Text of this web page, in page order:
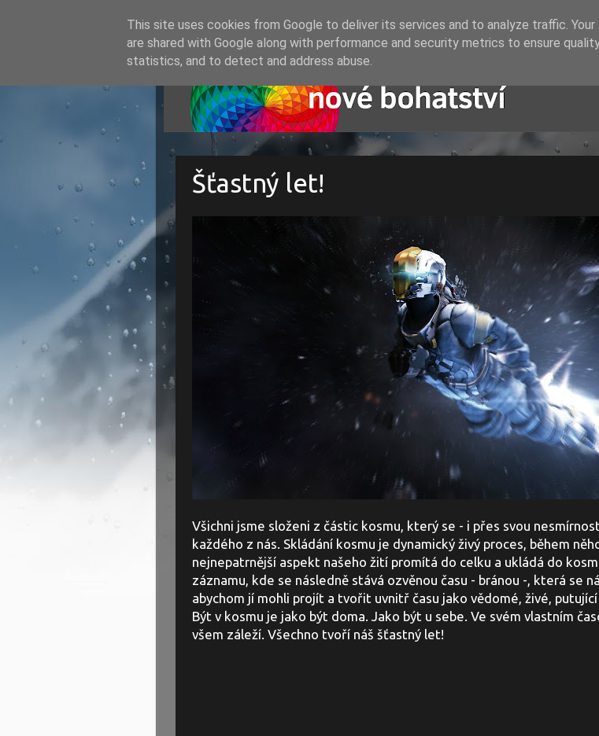
Šťastný let!
Všichni jsme složeni z částic kosmu, který se - i přes svou
každého z nás. Skládání kosmu je dynamický živý proces, během
nejnepatrnější aspekt našeho žití promítá do celku a ukládá do
záznamu, kde se následně stává ozvěnou času - bránou -, která se
abychom jí mohli projít a tvořit uvnitř času jako vědomé, živé,
Být v kosmu je jako být doma. Jako být u sebe. Ve svém vlastním
všem záleží. Všechno tvoří náš šťastný let!
This site uses cookies from Google to deliver its services and to analyze traffic.
are shared with Google along with performance and security metrics to ensure
statistics, and to detect and address abuse.